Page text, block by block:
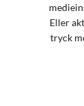
Eller
tryck